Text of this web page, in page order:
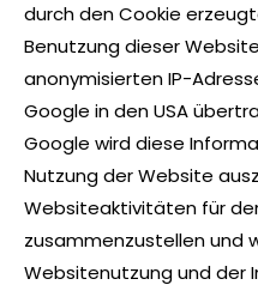
durch den Cookie
Benutzung dieser
anonymisierten IP-
Google in den USA
Google wird diese
Nutzung der Website
Websiteaktivitäten für
zusammenzustellen und
Websitenutzung und der